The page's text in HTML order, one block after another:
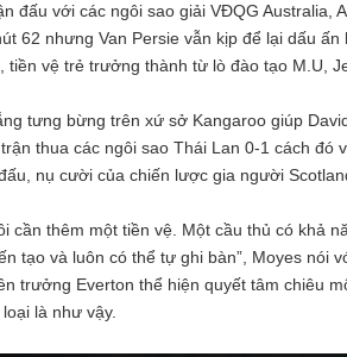
đấu với các ngôi sao giải VĐQG Australia,
62 nhưng Van Persie vẫn kịp để lại dấu
tiền vệ trẻ trưởng thành từ lò đào tạo M.U,
tưng bừng trên xứ sở Kangaroo giúp
thua các ngôi sao Thái Lan 0-1 cách đó
nụ cười của chiến lược gia người
cần thêm một tiền vệ. Một cầu thủ có khả
tạo và luôn có thể tự ghi bàn”, Moyes nói
trưởng Everton thể hiện quyết tâm chiêu
là như vậy.